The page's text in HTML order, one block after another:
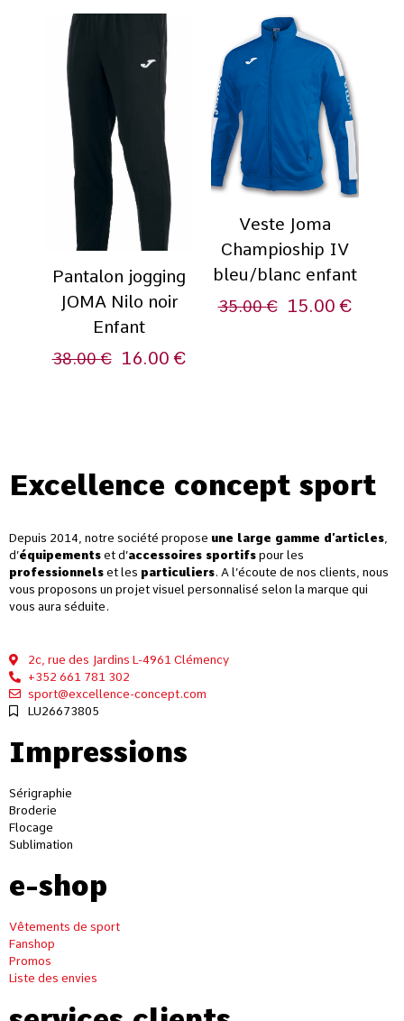
Pantalon jogging
JOMA Nilo noir
Enfant
38.00€ 16.00€
Veste Joma
Champioship IV
bleu/blanc enfant
35.00€ 15.00€
Excellence concept sport
Depuis 2014, notre société propose une large gamme d’articles,
d’équipements et d’accessoires sportifs pour les
professionnels et les particuliers. A l’écoute de nos clients, nous
vous proposons un projet visuel personnalisé selon la marque qui
vous aura séduite.
2c, rue des Jardins L-4961 Clémency
+352 661 781 302
sport@excellence-concept.com
LU26673805
Impressions
Sérigraphie
Broderie
Flocage
Sublimation
e-shop
Vêtements de sport
Fanshop
Promos
Liste des envies